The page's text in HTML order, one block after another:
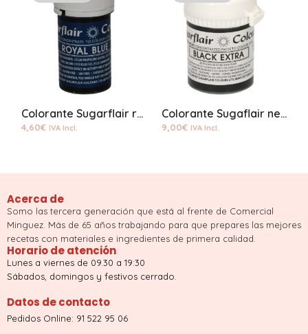
Colorante Sugarflair royal blue pasta
4,60€ IVA Incl.
Colorante Sugaflair negro extra pasta
9,00€ IVA Incl.
Acerca de
Somo las tercera generación que está al frente de Comercial
Minguez. Más de 65 años trabajando para que prepares las mejores
recetas con materiales e ingredientes de primera calidad.
Horario de atención
Lunes a viernes de 09.30 a 19:30
Sábados, domingos y festivos cerrado.
Datos de contacto
Pedidos Online: 91 522 95 06